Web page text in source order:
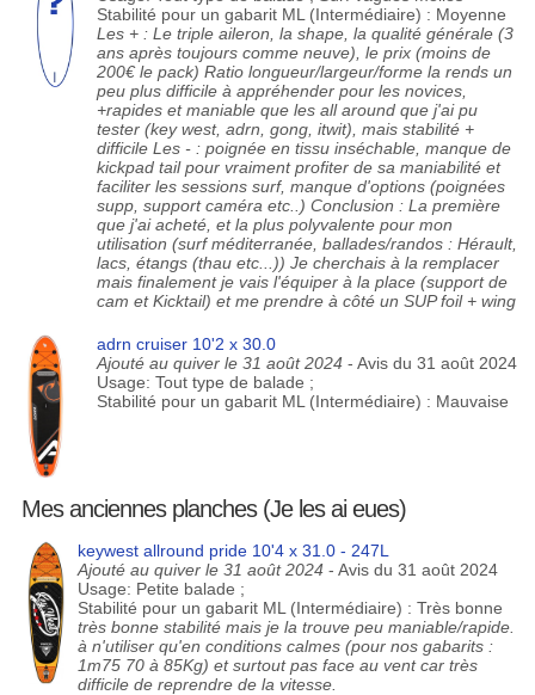
Stabilité pour un gabarit ML (Intermédiaire) : Moyenne
Les + : Le triple aileron, la shape, la qualité générale (3
ans après toujours comme neuve), le prix (moins de
200€ le pack) Ratio longueur/largeur/forme la rends un
peu plus difficile à appréhender pour les novices,
+rapides et maniable que les all around que j'ai pu
tester (key west, adrn, gong, itwit), mais stabilité +
difficile Les - : poignée en tissu inséchable, manque de
kickpad tail pour vraiment profiter de sa maniabilité et
faciliter les sessions surf, manque d'options (poignées
supp, support caméra etc..) Conclusion : La première
que j'ai acheté, et la plus polyvalente pour mon
utilisation (surf méditerranée, ballades/randos : Hérault,
lacs, étangs (thau etc...)) Je cherchais à la remplacer
mais finalement je vais l'équiper à la place (support de
cam et Kicktail) et me prendre à côté un SUP foil + wing
adrn cruiser 10'2 x 30.0
Ajouté au quiver le 31 août 2024 - Avis du 31 août 2024
Usage: Tout type de balade ;
Stabilité pour un gabarit ML (Intermédiaire) : Mauvaise
Mes anciennes planches (Je les ai eues)
keywest allround pride 10'4 x 31.0 - 247L
Ajouté au quiver le 31 août 2024 - Avis du 31 août 2024
Usage: Petite balade ;
Stabilité pour un gabarit ML (Intermédiaire) : Très bonne
très bonne stabilité mais je la trouve peu maniable/rapide.
à n'utiliser qu'en conditions calmes (pour nos gabarits :
1m75 70 à 85Kg) et surtout pas face au vent car très
difficile de reprendre de la vitesse.